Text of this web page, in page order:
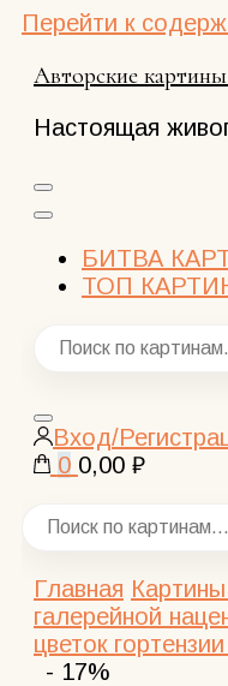
Перейти к
Авторские
Настоящая
БИТВА
ТОП
Закрыть
поиск
Вход/
0 0,00 ₽
Главная
галерейной
цветок
- 17%